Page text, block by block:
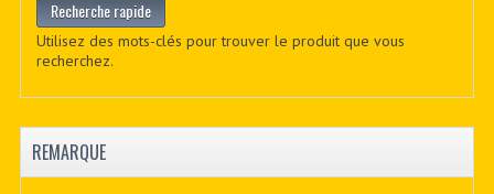
Utilisez des mots-clés pour trouver le produit que vous
recherchez.
REMARQUE